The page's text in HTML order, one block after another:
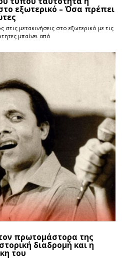
εξωτερικό – Όσα πρέπει
μετακινήσεις στο εξωτερικό με τις
μπαίνει από
πρωτομάστορα της
διαδρομή και η
του